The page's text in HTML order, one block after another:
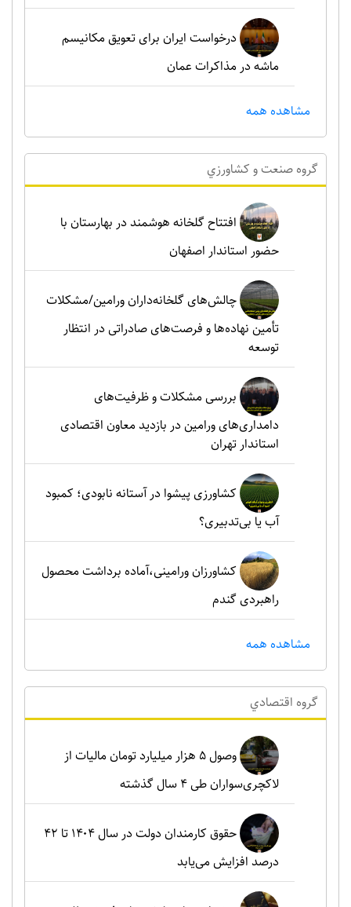
درخواست ایران برای تعویق مکانیسم
ماشه در مذاکرات عمان
مشاهده همه
گروه صنعت و کشاورزي
افتتاح گلخانه هوشمند در بهارستان با
حضور استاندار اصفهان
چالش‌های گلخانه‌داران ورامین/مشکلات
تأمین نهاده‌ها و فرصت‌های صادراتی در انتظار
توسعه
بررسی مشکلات و ظرفیت‌های
دامداری‌های ورامین در بازدید معاون اقتصادی
استاندار تهران
کشاورزی پیشوا در آستانه نابودی؛ کمبود
آب یا بی‌تدبیری؟
کشاورزان ورامینی،آماده برداشت محصول
راهبردی گندم
مشاهده همه
گروه اقتصادي
وصول ۵ هزار میلیارد تومان مالیات از
لاکچری‌سواران طی ۴ سال گذشته
حقوق کارمندان دولت در سال ۱۴۰۴ تا ۴۲
درصد افزایش می‌یابد